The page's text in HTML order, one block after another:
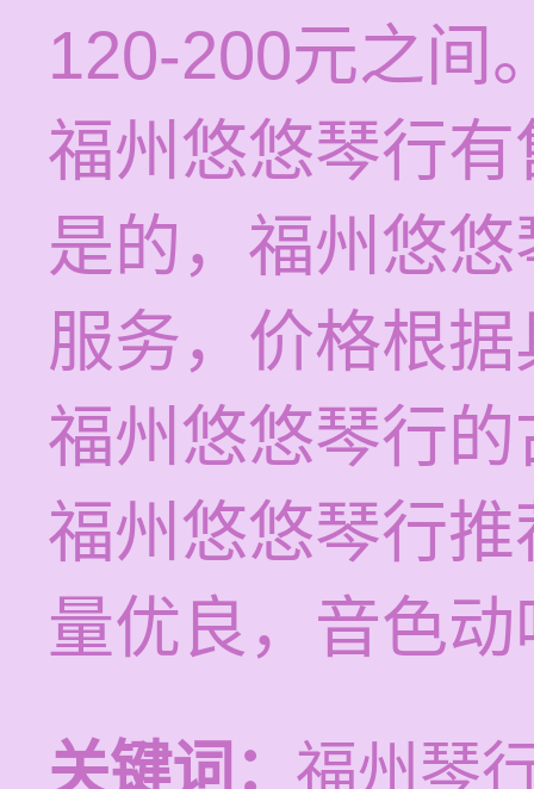
120-200元之间
福州悠悠琴行
是的，福州悠
服务，价格根
福州悠悠琴行
福州悠悠琴行推
量优良，音色动
关键词： 福州琴